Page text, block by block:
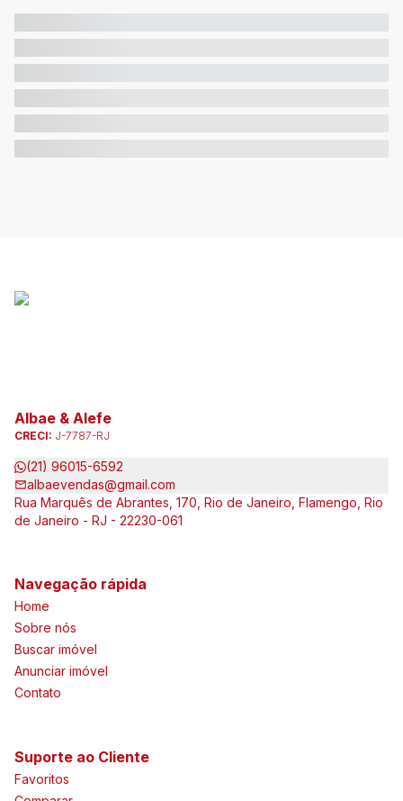
Albae & Alefe
CRECI: J-7787-RJ
(21) 96015-6592
albaevendas@gmail.com
Rua Marquês de Abrantes, 170, Rio de Janeiro, Flamengo, Rio
de Janeiro - RJ - 22230-061
Navegação rápida
Home
Sobre nós
Buscar imóvel
Anunciar imóvel
Contato
Suporte ao Cliente
Favoritos